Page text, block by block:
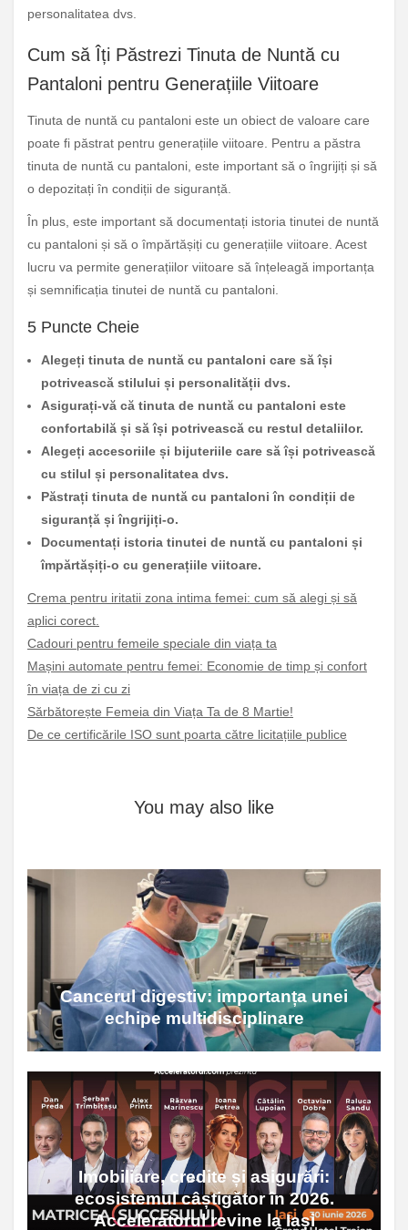
personalitatea dvs.
Cum să Îți Păstrezi Tinuta de Nuntă cu
Pantaloni pentru Generațiile Viitoare
Tinuta de nuntă cu pantaloni este un obiect de valoare care
poate fi păstrat pentru generațiile viitoare. Pentru a păstra
tinuta de nuntă cu pantaloni, este important să o îngrijiți și să
o depozitați în condiții de siguranță.
În plus, este important să documentați istoria tinutei de nuntă
cu pantaloni și să o împărtășiți cu generațiile viitoare. Acest
lucru va permite generațiilor viitoare să înțeleagă importanța
și semnificația tinutei de nuntă cu pantaloni.
5 Puncte Cheie
Alegeți tinuta de nuntă cu pantaloni care să își
potrivească stilului și personalității dvs.
Asigurați-vă că tinuta de nuntă cu pantaloni este
confortabilă și să își potrivească cu restul detaliilor.
Alegeți accesoriile și bijuteriile care să își potrivească
cu stilul și personalitatea dvs.
Păstrați tinuta de nuntă cu pantaloni în condiții de
siguranță și îngrijiți-o.
Documentați istoria tinutei de nuntă cu pantaloni și
împărtășiți-o cu generațiile viitoare.
Crema pentru iritatii zona intima femei: cum să alegi și să
aplici corect.
Cadouri pentru femeile speciale din viața ta
Mașini automate pentru femei: Economie de timp și confort
în viața de zi cu zi
Sărbătorește Femeia din Viața Ta de 8 Martie!
De ce certificările ISO sunt poarta către licitațiile publice
You may also like
Cancerul digestiv: importanța unei
echipe multidisciplinare
Imobiliare, credite și asigurări:
ecosistemul câștigător în 2026.
Acceleratorul revine la Iași